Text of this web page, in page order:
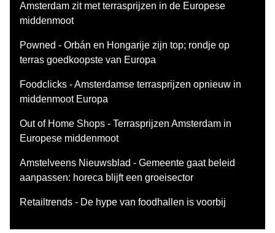
Amsterdam zit met terrasprijzen in de Europese
middenmoot
Powned - Orbán en Hongarije zijn top; rondje op
terras goedkoopste van Europa
Foodclicks - Amsterdamse terrasprijzen opnieuw in
middenmoot Europa
Out of Home Shops - Terrasprijzen Amsterdam in
Europese middenmoot
Amstelveens Nieuwsblad - Gemeente gaat beleid
aanpassen: horeca blijft een groeisector
Retailtrends - De hype van foodhallen is voorbij